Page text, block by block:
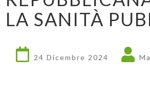
LA SANITÀ
24 Dicembre 2024